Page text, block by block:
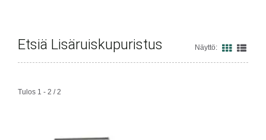
Etsiä Lisäruiskupuristus Näyttö:
Tulos 1 - 2 / 2